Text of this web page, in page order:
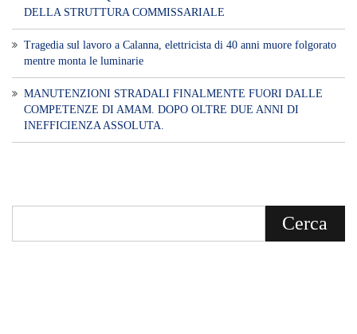
DELLA STRUTTURA COMMISSARIALE
Tragedia sul lavoro a Calanna, elettricista di 40 anni muore folgorato
mentre monta le luminarie
MANUTENZIONI STRADALI FINALMENTE FUORI DALLE
COMPETENZE DI AMAM. DOPO OLTRE DUE ANNI DI
INEFFICIENZA ASSOLUTA.